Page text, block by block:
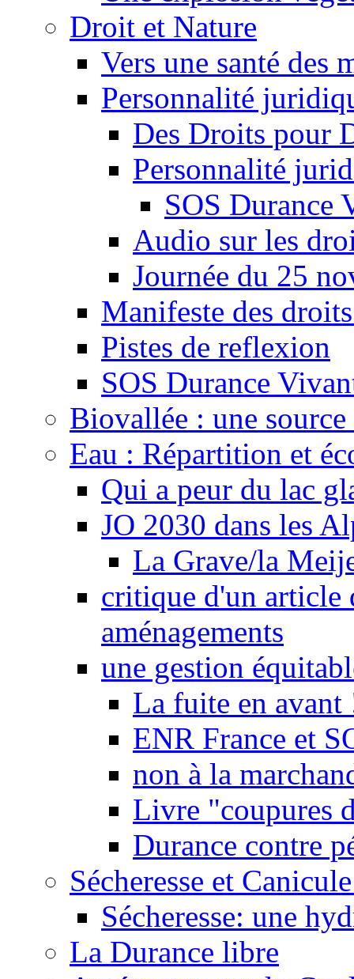
Droit et Nature
Vers une santé des
Personnalité
Des Droits pour
Personnalité
SOS Durance
Audio sur les
Journée du 25
Manifeste des
Pistes de reflexion
SOS Durance
Biovallée : une
Eau : Répartition et
Qui a peur du lac
JO 2030 dans les
La Grave/la
critique d'un article
aménagements
une gestion
La fuite en avant
ENR France et
non à la
Livre "coupures
Durance contre
Sécheresse et
Sécheresse: une
La Durance libre